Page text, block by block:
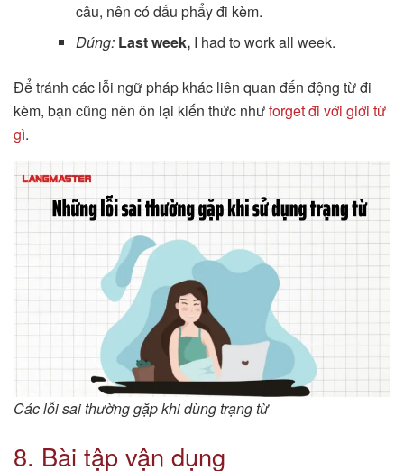
câu, nên có dấu phẩy đi kèm.
Đúng: Last week,I had to work all week.
Để tránh các lỗi ngữ pháp khác liên quan đến động từ đi
kèm, bạn cũng nên ôn lại kiến thức nhưforget đi với giới từ
gì.
Các lỗi sai thường gặp khi dùng trạng từ
8. Bài tập vận dụng